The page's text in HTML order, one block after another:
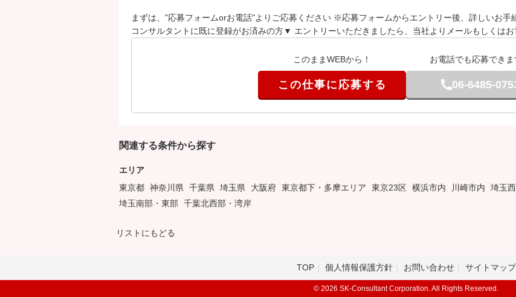
まずは、"応募フォームorお電話"よりご応募ください ※応募フォームからエントリー後、詳しいお
コンサルタントに既に登録がお済みの方▼ エントリーいただきましたら、当社よりメールもしくはお
このままWEBから！
この仕事に応募する
お電話でも応募できま
06-6485-
関連する条件から探す
エリア
東京都 神奈川県 千葉県 埼玉県 大阪府 東京都下・多摩エリア 東京23区 横浜市内 川崎市内 埼玉
埼玉南部・東部
千葉北西部・湾岸
リストにもどる
TOP 個人情報保護方針 お問い合わせ サイトマップ
© 2026 SK-Consultant Corporation. All Rights Reserved.